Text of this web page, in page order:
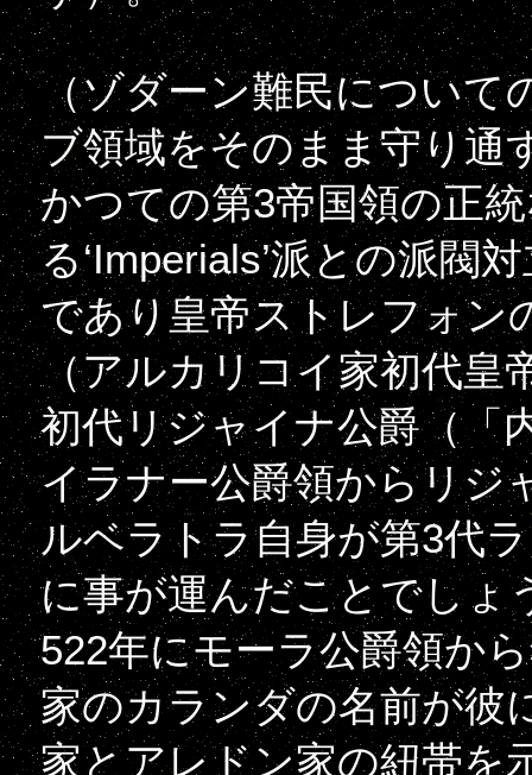
（ゾダーン難民について
ブ領域をそのまま守り通
かつての第3帝国領の正
る‘Imperials’派との派閥
であり皇帝ストレフォン
（アルカリコイ家初代皇
初代リジャイナ公爵（「
イラナー公爵領からリジ
ルベラトラ自身が第3代
に事が運んだことでしょ
522年にモーラ公爵領か
家のカランダの名前が彼
家とアレドン家の紐帯を